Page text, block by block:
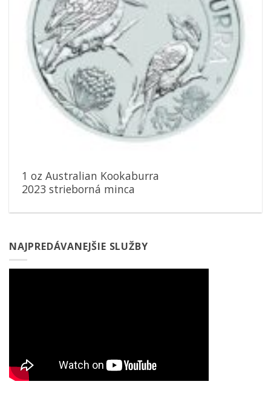
1 oz Australian Kookaburra
2023 strieborná minca
NAJPREDÁVANEJŠIE SLUŽBY